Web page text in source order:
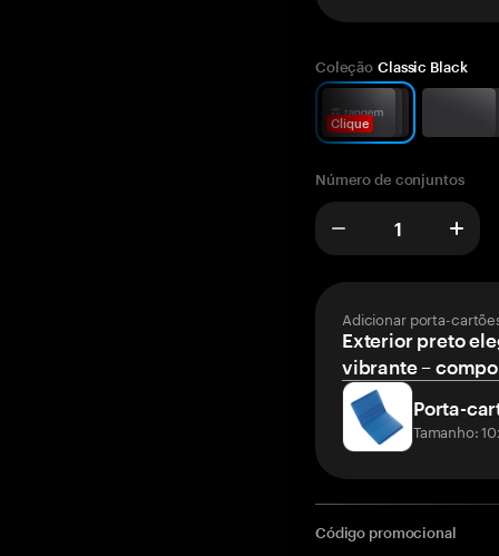
Coleção Classic Black
Clique
Número de conjuntos
Adicionar porta-
Exterior preto
vibrante –
Porta-
Tamanho:
Código promocional